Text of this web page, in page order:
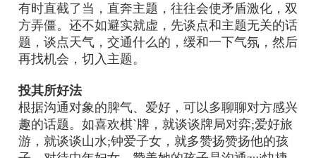
有时直截了当，直奔主题，往往会使矛盾激化，双
方弄僵。还不如避实就虚，先谈点和主题无关的话
题，谈点天气，交通什么的，缓和一下气氛，然后
再找机会，切入主题。
投其所好法
根据沟通对象的脾气、爱好，可以多聊聊对方感兴
趣的话题。如喜欢棋`牌，就谈谈牌局对弈;爱好旅
游，就谈谈山水;钟爱子女，就多赞扬赞扬他的孩